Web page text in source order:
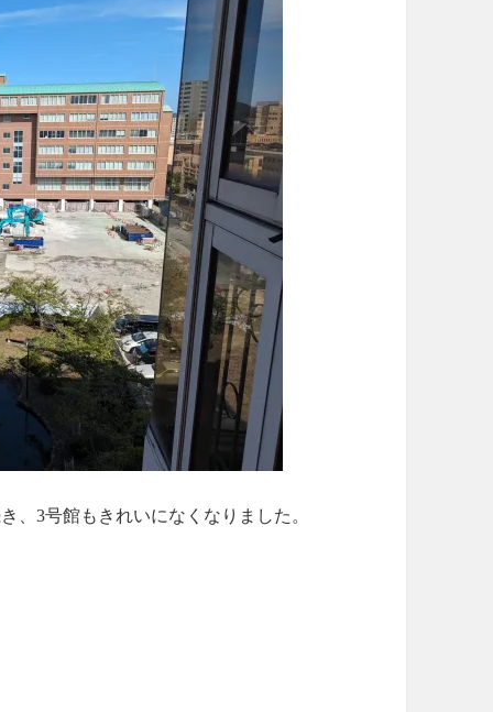
、3号館もきれいになくなりました。